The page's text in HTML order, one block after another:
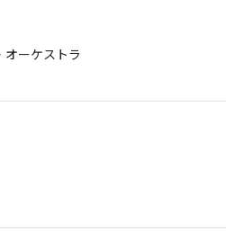
オーケストラ